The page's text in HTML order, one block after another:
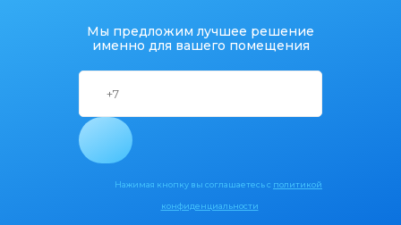
Мы предложим лучшее решение
именно для вашего помещения
Нажимая кнопку вы соглашаетесь с политикой
конфиденциальности